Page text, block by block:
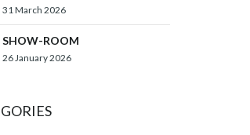
31 March 2026
SHOW-ROOM
26 January 2026